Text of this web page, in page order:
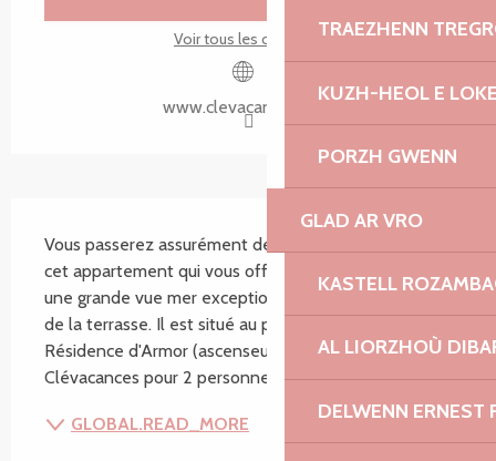
TRAEZHENN
KUZH-HEOL E
PORZH GWENN
GLAD AR VRO
KASTELL
AL LIORZHOÙ
DELWENN ERNEST
Voir tous les contacts
www.clevacances.com
SECTIONS.TOURISM.SHEET.DESCRIPTION
Vous passerez assurément de bonnes vacances dans
cet appartement qui vous offre tout le confort et
une grande vue mer exceptionnelle du séjour comme
de la terrasse. Il est situé au premier étage de la
Résidence d'Armor (ascenseur) et est labellisé 3
Clévacances pour 2 personnes. Vous pourrez...
GLOBAL.READ_MORE